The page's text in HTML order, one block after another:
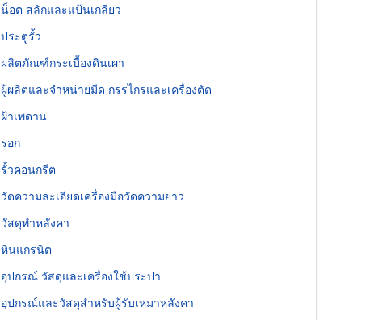
น็อต สลักและแป้นเกลียว
ประตูรั้ว
ผลิตภัณฑ์กระเบื้องดินเผา
ผู้ผลิตและจำหน่ายมีด กรรไกรและเครื่องตัด
ฝ้าเพดาน
รอก
รั้วคอนกรีต
วัดความละเอียดเครื่องมือวัดความยาว
วัสดุทำหลังคา
หินแกรนิต
อุปกรณ์ วัสดุและเครื่องใช้ประปา
อุปกรณ์และวัสดุสำหรับผู้รับเหมาหลังคา